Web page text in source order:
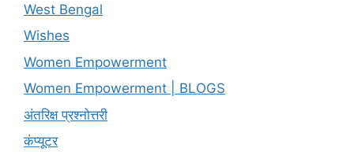
West Bengal
Wishes
Women Empowerment
Women Empowerment | BLOGS
अंतरिक्ष प्रश्नोत्तरी
कंप्यूटर